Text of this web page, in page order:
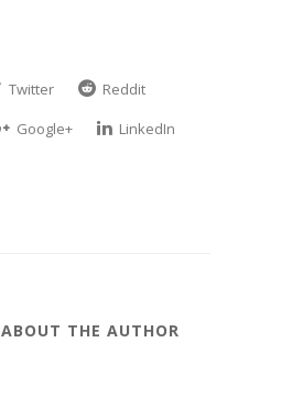
Twitter
Reddit
Google+
LinkedIn
ABOUT THE AUTHOR